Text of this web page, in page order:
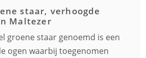
staar, verhoogde
Maltezer
groene staar genoemd is een
ogen waarbij toegenomen